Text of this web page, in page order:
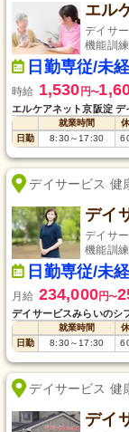
デイサ
機能訓
日勤専従/未
時給 1,530 円〜
エルケアネット京阪淀
就業時間
日勤
8:30～17:30
デイサービス 健
デイ
デイサ
機能訓
日勤専従/未
月給 234,000円〜
デイサービスみらいのシ
就業時間
日勤
8:30～17:30
デイサービス 健
デイ